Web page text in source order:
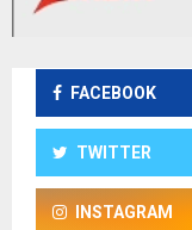
FACEBOOK
TWITTER
INSTAGRAM